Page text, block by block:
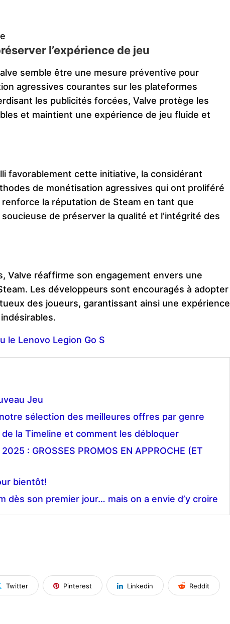
l’expérience de jeu
semble être une mesure préventive pour
agressives courantes sur les plateformes
les publicités forcées, Valve protège les
et maintient une expérience de jeu fluide et
favorablement cette initiative, la considérant
de monétisation agressives qui ont proliféré
la réputation de Steam en tant que
de préserver la qualité et l’intégrité des
Valve réaffirme son engagement envers une
Les développeurs sont encouragés à adopter
des joueurs, garantissant ainsi une expérience
le Lenovo Legion Go S
Jeu
sélection des meilleures offres par genre
la Timeline et comment les débloquer
: GROSSES PROMOS EN APPROCHE (ET
bientôt!
dès son premier jour… mais on a envie d’y croire
Twitter Pinterest Linkedin Reddit